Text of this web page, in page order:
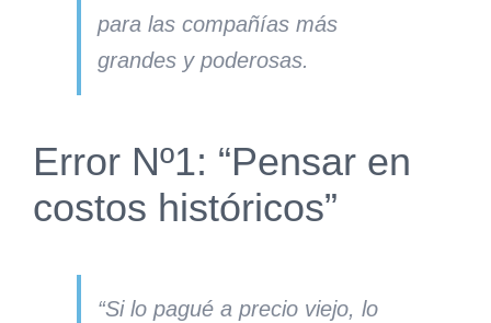
para las compañías más
grandes y poderosas.
Error Nº1: “Pensar en
costos históricos”
“Si lo pagué a precio viejo, lo